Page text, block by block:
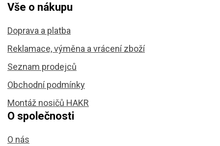
Vše o nákupu
Doprava a platba
Reklamace, výměna a vrácení zboží
Seznam prodejců
Obchodní podmínky
Montáž nosičů HAKR
O společnosti
O nás